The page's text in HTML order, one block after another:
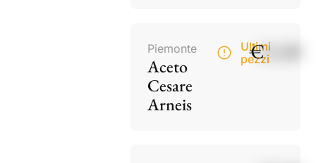
Piemonte
Aceto
Cesare
Arneis
Ultimi
pezzi
€15,00